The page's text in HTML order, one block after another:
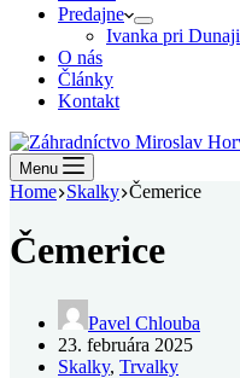
Predajne
Ivanka pri Dunaji
O nás
Články
Kontakt
Menu
Home Skalky Čemerice
Čemerice
Pavel Chlouba
23. februára 2025
Skalky, Trvalky